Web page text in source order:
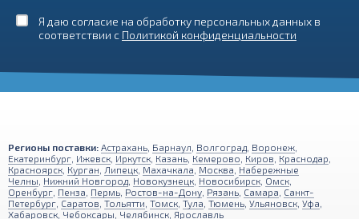
Я даю согласие на обработку персональных данных в
соответствии с Политикой конфиденциальности
Регионы поставки: Астрахань Барнаул Волгоград Воронеж
Екатеринбург Ижевск Иркутск Казань Кемерово Киров Краснодар
Красноярск Курган Липецк Махачкала Москва Набережные
Челны Нижний Новгород Новокузнецк Новосибирск Омск
Оренбург Пенза Пермь Ростов-на-Дону Рязань Самара Санкт-
Петербург Саратов Тольятти Томск Тула Тюмень Ульяновск Уфа
Хабаровск Чебоксары Челябинск Ярославль